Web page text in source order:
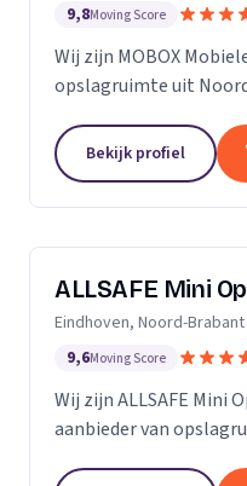
9,8Moving Score
Wij zijn MOBOX
opslagruimte uit
Bekijk profiel
ALLSAFE Mini
Eindhoven, Noord-Brabant
9,6Moving Score
Wij zijn ALLSAFE Mini
aanbieder van